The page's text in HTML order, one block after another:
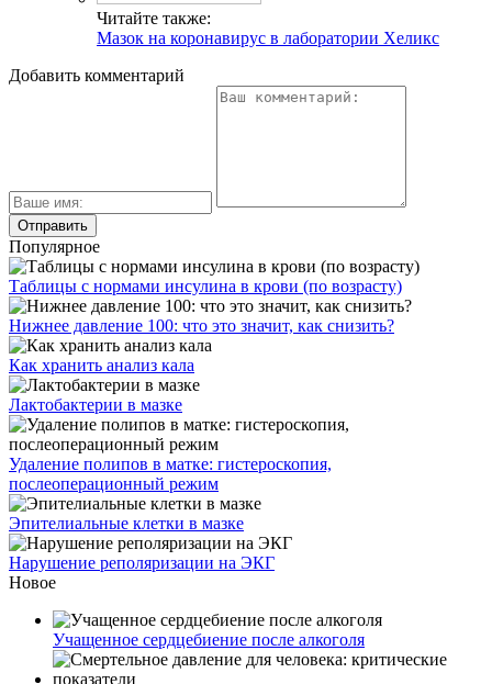
Читайте также:
Мазок на коронавирус в лаборатории Хеликс
Добавить комментарий
Популярное
Таблицы с нормами инсулина в крови (по возрасту)
Нижнее давление 100: что это значит, как снизить?
Как хранить анализ кала
Лактобактерии в мазке
Удаление полипов в матке: гистероскопия,
послеоперационный режим
Эпителиальные клетки в мазке
Нарушение реполяризации на ЭКГ
Новое
Учащенное сердцебиение после алкоголя